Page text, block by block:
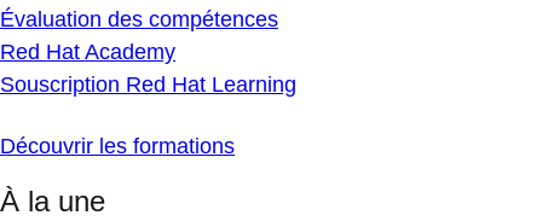
Évaluation des compétences
Red Hat Academy
Souscription Red Hat Learning
Découvrir les formations
À la une